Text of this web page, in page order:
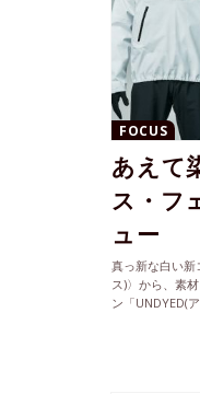
FOCUS
あえて
ス・フ
ュー
真っ新な白い新
ス)〉から、素
ン「